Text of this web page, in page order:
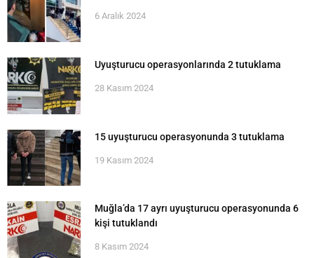
6 Aralık 2024
Uyuşturucu operasyonlarında 2 tutuklama
28 Kasım 2024
15 uyuşturucu operasyonunda 3 tutuklama
19 Kasım 2024
Muğla’da 17 ayrı uyuşturucu operasyonunda 6
kişi tutuklandı
8 Kasım 2024